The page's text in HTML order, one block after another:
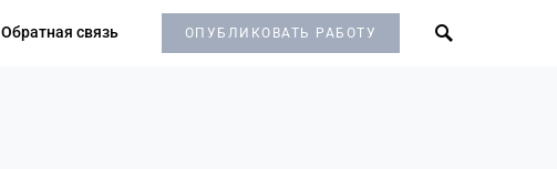
Обратная связь ОПУБЛИКОВАТЬ РАБОТУ